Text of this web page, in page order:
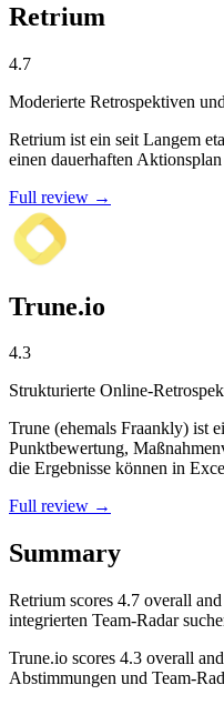
Retrium
4.7
Moderierte Retrospektiven
Retrium ist ein seit Langem
einen dauerhaften
Full review →
Trune.io
4.3
Strukturierte Online-
Trune (ehemals Fraankly) ist
Punktbewertung,
die Ergebnisse können in
Full review →
Summary
Retrium scores 4.7 overall
integrierten Team-Radar
Trune.io scores 4.3 overall
Abstimmungen und Team-